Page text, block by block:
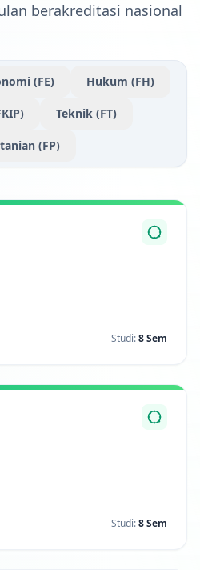
berakreditasi nasional
(FE) Hukum (FH)
Teknik (FT)
(FP)
Studi:8 Sem
Studi:8 Sem